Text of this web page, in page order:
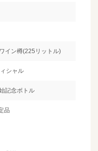
イン樽(225リットル)
シャル
記念ボトル
品